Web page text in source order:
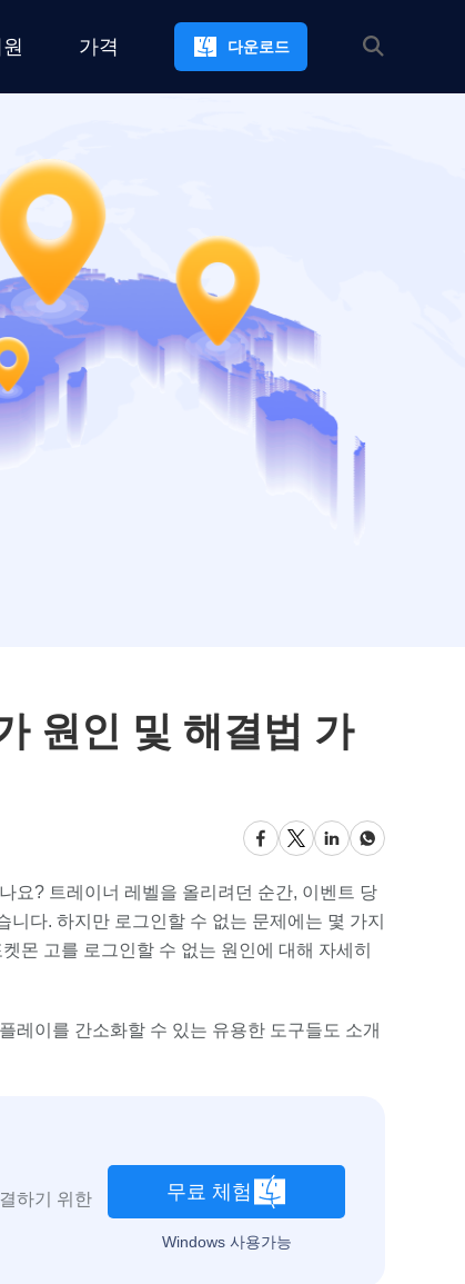
가격 다운로드
원인 및 해결법 가
요? 트레이너 레벨을 올리려던 순간, 이벤트 당
다. 하지만 로그인할 수 없는 문제에는 몇 가지
몬 고를 로그인할 수 없는 원인에 대해 자세히
레이를 간소화할 수 있는 유용한 도구들도 소개
하기 위한
무료 체험
Windows 사용가능